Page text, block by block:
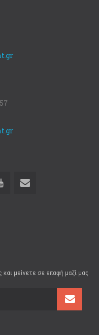
μείνετε σε επαφή μαζί μας